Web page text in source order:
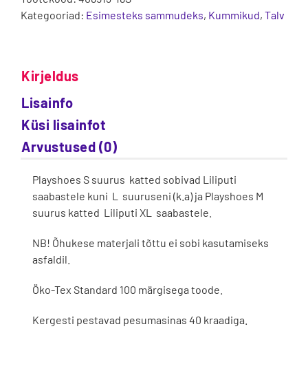
Kategooriad: Esimesteks sammudeks, Kummikud, Talv
Kirjeldus
Lisainfo
Küsi lisainfot
Arvustused (0)
Playshoes S suurus katted sobivad Liliputi
saabastele kuni L suuruseni (k.a) ja Playshoes M
suurus katted Liliputi XL saabastele.
NB! Õhukese materjali tõttu ei sobi kasutamiseks
asfaldil.
Öko-Tex Standard 100 märgisega toode.
Kergesti pestavad pesumasinas 40 kraadiga.